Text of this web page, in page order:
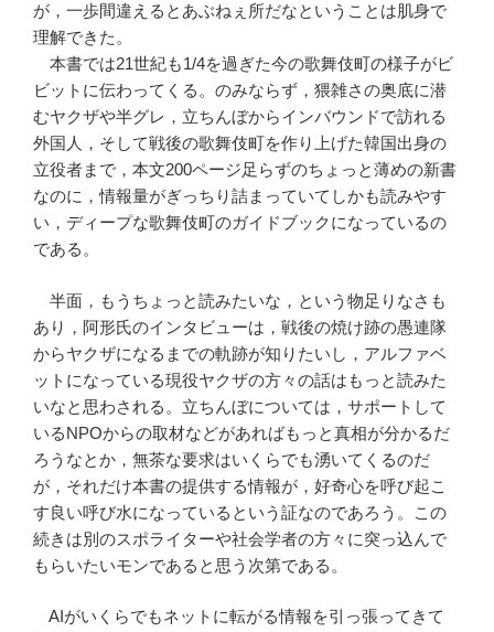
が，一歩間違えるとあぶねぇ所だなということは肌身で
理解できた。
本書では21世紀も1/4を過ぎた今の歌舞伎町の様子がビ
ビットに伝わってくる。のみならず，猥雑さの奥底に潜
むヤクザや半グレ，立ちんぼからインバウンドで訪れる
外国人，そして戦後の歌舞伎町を作り上げた韓国出身の
立役者まで，本文200ページ足らずのちょっと薄めの新書
なのに，情報量がぎっちり詰まっていてしかも読みやす
い，ディープな歌舞伎町のガイドブックになっているの
である。
半面，もうちょっと読みたいな，という物足りなさも
あり，阿形氏のインタビューは，戦後の焼け跡の愚連隊
からヤクザになるまでの軌跡が知りたいし，アルファベ
ットになっている現役ヤクザの方々の話はもっと読みた
いなと思わされる。立ちんぼについては，サポートして
いるNPOからの取材などがあればもっと真相が分かるだ
ろうなとか，無茶な要求はいくらでも湧いてくるのだ
が，それだけ本書の提供する情報が，好奇心を呼び起こ
す良い呼び水になっているという証なのであろう。この
続きは別のスポライターや社会学者の方々に突っ込んで
もらいたいモンであると思う次第である。
AIがいくらでもネットに転がる情報を引っ張ってきて